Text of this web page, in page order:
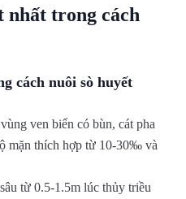
nhất trong cách
cách nuôi sò huyết
ven biển có bùn, cát pha
mặn thích hợp từ 10-30‰ và
từ 0.5-1.5m lúc thủy triều